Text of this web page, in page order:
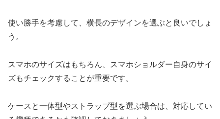
使い勝手を考慮して、横長のデザインを選ぶと良いでしょ
う。
スマホのサイズはもちろん、スマホショルダー自身のサイ
ズもチェックすることが重要です。
ケースと一体型やストラップ型を選ぶ場合は、対応してい